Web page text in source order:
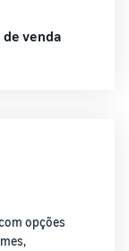
venda
opções